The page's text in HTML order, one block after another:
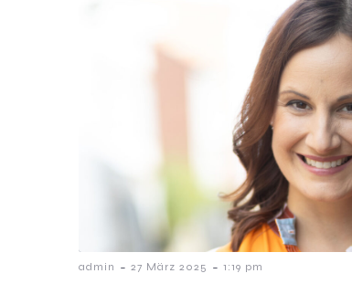
admin - 27 März 2025 - 1:19 pm